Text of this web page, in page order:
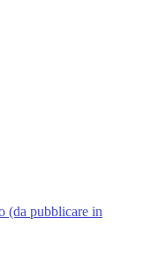
(da pubblicare in